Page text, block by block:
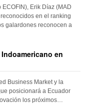
Erik Díaz (MAD
en el ranking
galardones reconocen a
en
Business Market y la
posicionará a Ecuador
los próximos…